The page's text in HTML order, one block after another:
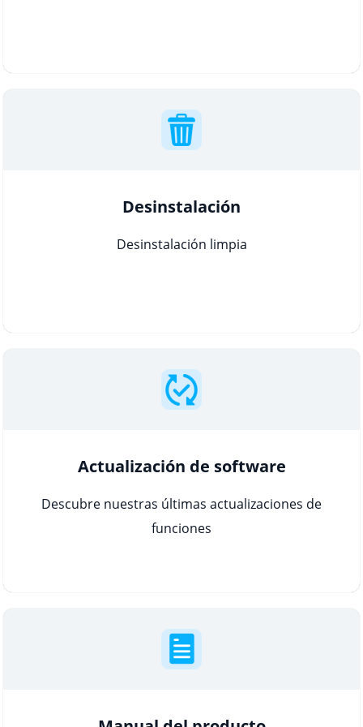
Desinstalación
Desinstalación limpia
Actualización de software
Descubre nuestras últimas actualizaciones de
funciones